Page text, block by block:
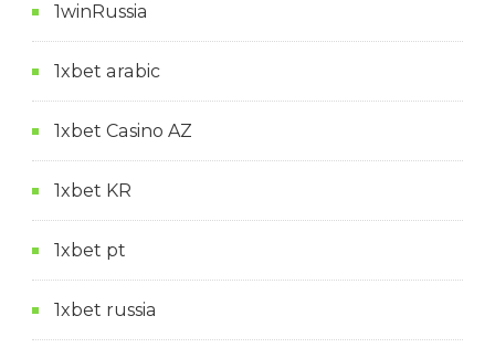
1winRussia
1xbet arabic
1xbet Casino AZ
1xbet KR
1xbet pt
1xbet russia